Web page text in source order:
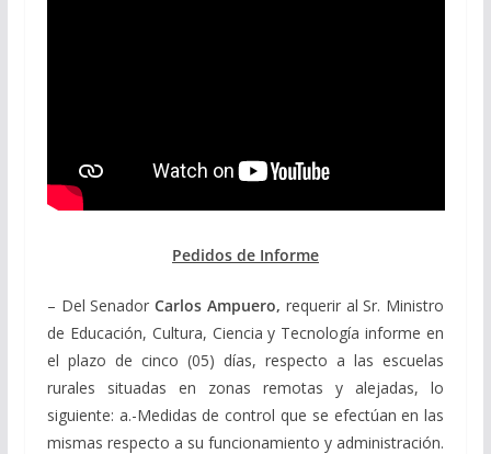
Pedidos de Informe
– Del SenadorCarlos Ampuero, requerir al Sr. Ministro
de Educación, Cultura, Ciencia y Tecnología informe en
el plazo de cinco (05) días, respecto a las escuelas
rurales situadas en zonas remotas y alejadas, lo
siguiente: a.-Medidas de control que se efectúan en las
mismas respecto a su funcionamiento y administración.